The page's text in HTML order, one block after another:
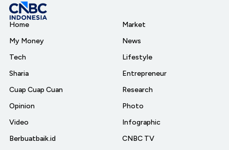
Home
My Money
Tech
Sharia
Cuap Cuap Cuan
Opinion
Video
Berbuatbaik.id
Market
News
Lifestyle
Entrepreneur
Research
Photo
Infographic
CNBC TV